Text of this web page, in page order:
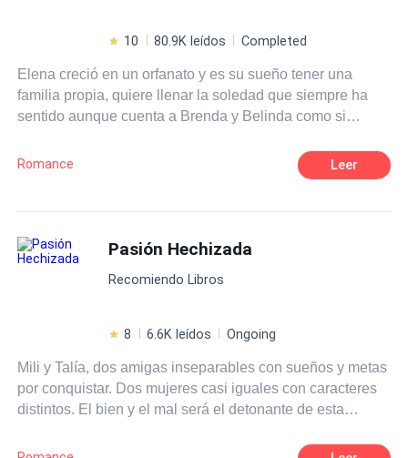
idioma de ese lugar, Odele se hace una promesa: Volverá
10 80.9K leídos Completed
Elena creció en un orfanato y es su sueño tener una
familia propia, quiere llenar la soledad que siempre ha
sentido aunque cuenta a Brenda y Belinda como si
Bernhard Larsson un maduro y muy guapo magnate
hotelero que está disponible para ella si desea vivir una
apuesto arquitecto y ella no podrá resistirse a entregarse
a la aventura. ¿Qué hará Elena al estar entre estos
apuestos Larsson? Primera entrega de la saga chicas de
Romance Leer
Pasión Hechizada
Recomiendo Libros
8 6.6K leídos Ongoing
Mili y Talía, dos amigas inseparables con sueños y metas
por conquistar. Dos mujeres casi iguales con caracteres
distintos. El bien y el mal será el detonante de esta
lucharán para poder pertenecer al corazón del único